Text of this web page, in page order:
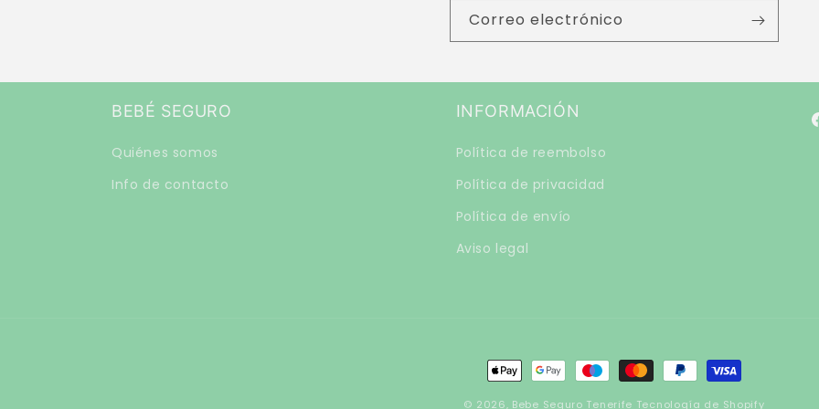
Correo electrónico
BEBÉ SEGURO
Quiénes somos
Info de contacto
INFORMACIÓN
Política de reembolso
Política de privacidad
Política de envío
Aviso legal
Formas
de
© 2026, Bebe Seguro Tenerife Tecnología de Shopify